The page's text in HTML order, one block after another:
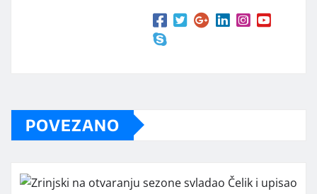
POVEZANO